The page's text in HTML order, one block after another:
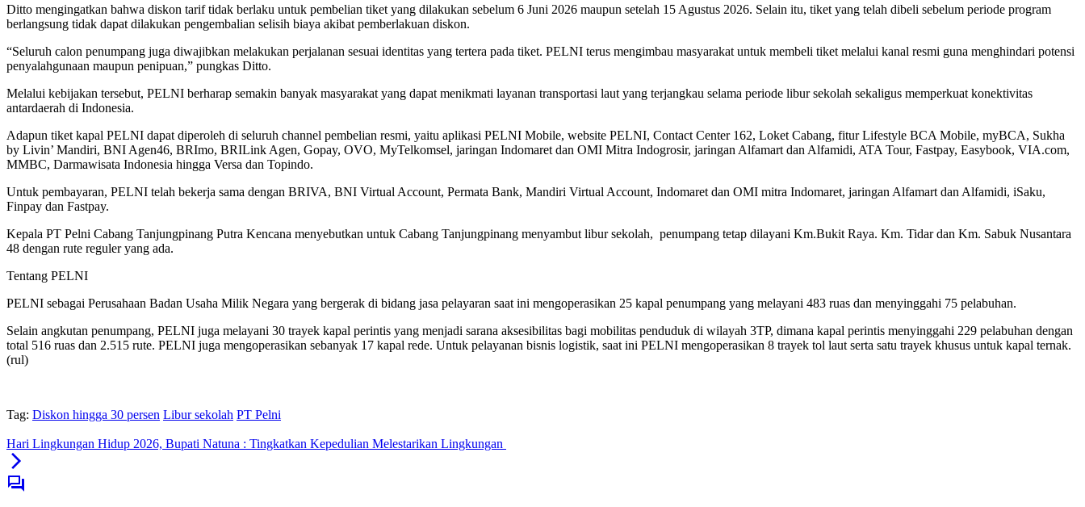
Ditto mengingatkan bahwa diskon tarif tidak berlaku untuk pembelian tiket yang dilakukan sebelum 6 Juni 2026 maupun setelah 15 Agustus 2026. Selain itu, tiket yang telah dibeli sebelum periode program
berlangsung tidak dapat dilakukan pengembalian selisih biaya akibat pemberlakuan diskon.
“Seluruh calon penumpang juga diwajibkan melakukan perjalanan sesuai identitas yang tertera pada tiket. PELNI terus mengimbau masyarakat untuk membeli tiket melalui kanal resmi guna menghindari potensi
penyalahgunaan maupun penipuan,” pungkas Ditto.
Melalui kebijakan tersebut, PELNI berharap semakin banyak masyarakat yang dapat menikmati layanan transportasi laut yang terjangkau selama periode libur sekolah sekaligus memperkuat konektivitas
antardaerah di Indonesia.
Adapun tiket kapal PELNI dapat diperoleh di seluruh channel pembelian resmi, yaitu aplikasi PELNI Mobile, website PELNI, Contact Center 162, Loket Cabang, fitur Lifestyle BCA Mobile, myBCA, Sukha
by Livin’ Mandiri, BNI Agen46, BRImo, BRILink Agen, Gopay, OVO, MyTelkomsel, jaringan Indomaret dan OMI Mitra Indogrosir, jaringan Alfamart dan Alfamidi, ATA Tour, Fastpay, Easybook, VIA.com,
MMBC, Darmawisata Indonesia hingga Versa dan Topindo.
Untuk pembayaran, PELNI telah bekerja sama dengan BRIVA, BNI Virtual Account, Permata Bank, Mandiri Virtual Account, Indomaret dan OMI mitra Indomaret, jaringan Alfamart dan Alfamidi, iSaku,
Finpay dan Fastpay.
Kepala PT Pelni Cabang Tanjungpinang Putra Kencana menyebutkan untuk Cabang Tanjungpinang menyambut libur sekolah, penumpang tetap dilayani Km.Bukit Raya. Km. Tidar dan Km. Sabuk Nusantara
48 dengan rute reguler yang ada.
Tentang PELNI
PELNI sebagai Perusahaan Badan Usaha Milik Negara yang bergerak di bidang jasa pelayaran saat ini mengoperasikan 25 kapal penumpang yang melayani 483 ruas dan menyinggahi 75 pelabuhan.
Selain angkutan penumpang, PELNI juga melayani 30 trayek kapal perintis yang menjadi sarana aksesibilitas bagi mobilitas penduduk di wilayah 3TP, dimana kapal perintis menyinggahi 229 pelabuhan dengan
total 516 ruas dan 2.515 rute. PELNI juga mengoperasikan sebanyak 17 kapal rede. Untuk pelayanan bisnis logistik, saat ini PELNI mengoperasikan 8 trayek tol laut serta satu trayek khusus untuk kapal ternak.
(rul)
Tag: Diskon hingga 30 persen Libur sekolah PT Pelni
Hari Lingkungan Hidup 2026, Bupati Natuna : Tingkatkan Kepedulian Melestarikan Lingkungan